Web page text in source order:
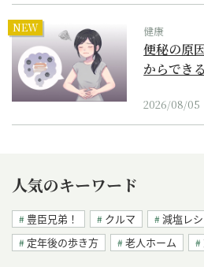
NEW 健康
便秘の原
からでき
2026/08/05
人気のキーワード
豊臣兄弟！ クルマ 減塩レ
定年後の歩き方
老人ホーム